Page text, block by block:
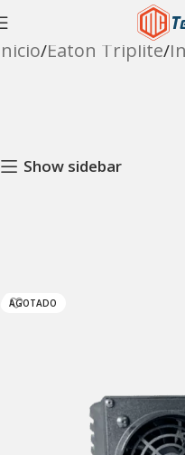
Eaton Triplite
Show sidebar
AGOTADO